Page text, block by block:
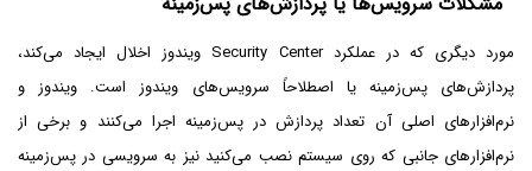
مورد دیگری که در عملکرد Security Center ویندوز اخلال ایجاد می‌کند،
پردازش‌های پس‌زمینه یا اصطلاحاً سرویس‌های ویندوز است. ویندوز و
نرم‌افزارهای اصلی آن تعداد پردازش در پس‌زمینه اجرا می‌کنند و برخی از
نرم‌افزارهای جانبی که روی سیستم نصب می‌کنید نیز به سرویسی در پس‌زمینه